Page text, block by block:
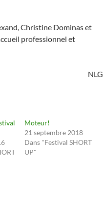
Christine Dominas et
professionnel et
NLG
Moteur!
21 septembre 2018
Dans "Festival SHORT
UP"